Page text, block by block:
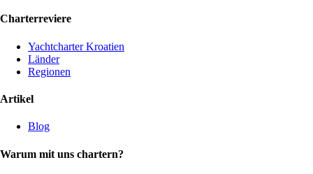
Charterreviere
Yachtcharter Kroatien
Länder
Regionen
Artikel
Blog
Warum mit uns chartern?